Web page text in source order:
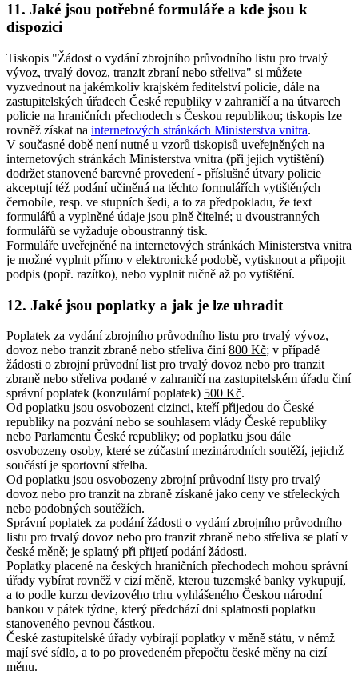
11. Jaké jsou potřebné formuláře a kde jsou k
dispozici
Tiskopis "Žádost o vydání zbrojního průvodního listu pro trvalý
vývoz, trvalý dovoz, tranzit zbraní nebo střeliva" si můžete
vyzvednout na jakémkoliv krajském ředitelství policie, dále na
zastupitelských úřadech České republiky v zahraničí a na útvarech
policie na hraničních přechodech s Českou republikou; tiskopis lze
rovněž získat na internetových stránkách Ministerstva vnitra.
V současné době není nutné u vzorů tiskopisů uveřejněných na
internetových stránkách Ministerstva vnitra (při jejich vytištění)
dodržet stanovené barevné provedení - příslušné útvary policie
akceptují též podání učiněná na těchto formulářích vytištěných
černobíle, resp. ve stupních šedi, a to za předpokladu, že text
formulářů a vyplněné údaje jsou plně čitelné; u dvoustranných
formulářů se vyžaduje oboustranný tisk.
Formuláře uveřejněné na internetových stránkách Ministerstva vnitra
je možné vyplnit přímo v elektronické podobě, vytisknout a připojit
podpis (popř. razítko), nebo vyplnit ručně až po vytištění.
12. Jaké jsou poplatky a jak je lze uhradit
Poplatek za vydání zbrojního průvodního listu pro trvalý vývoz,
dovoz nebo tranzit zbraně nebo střeliva činí800 Kč; v případě
žádosti o zbrojní průvodní list pro trvalý dovoz nebo pro tranzit
zbraně nebo střeliva podané v zahraničí na zastupitelském úřadu činí
správní poplatek (konzulární poplatek) 500 Kč.
Od poplatku jsou osvobozeni cizinci, kteří přijedou do České
republiky na pozvání nebo se souhlasem vlády České republiky
nebo Parlamentu České republiky; od poplatku jsou dále
osvobozeny osoby, které se zúčastní mezinárodních soutěží, jejichž
součástí je sportovní střelba.
Od poplatku jsou osvobozeny zbrojní průvodní listy pro trvalý
dovoz nebo pro tranzit na zbraně získané jako ceny ve střeleckých
nebo podobných soutěžích.
Správní poplatek za podání žádosti o vydání zbrojního průvodního
listu pro trvalý dovoz nebo pro tranzit zbraně nebo střeliva se platí v
české měně; je splatný při přijetí podání žádosti.
Poplatky placené na českých hraničních přechodech mohou správní
úřady vybírat rovněž v cizí měně, kterou tuzemské banky vykupují,
a to podle kurzu devizového trhu vyhlášeného Českou národní
bankou v pátek týdne, který předchází dni splatnosti poplatku
stanoveného pevnou částkou.
České zastupitelské úřady vybírají poplatky v měně státu, v němž
mají své sídlo, a to po provedeném přepočtu české měny na cizí
měnu.